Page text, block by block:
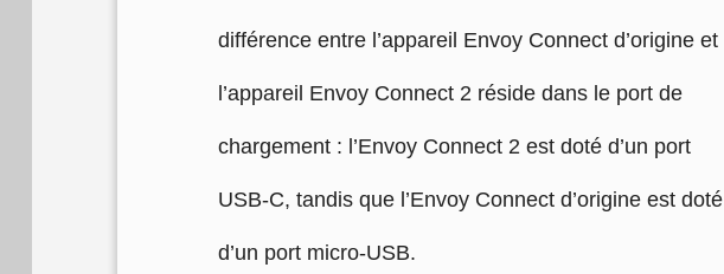
différence entre l’appareil Envoy Connect d’origine et
l’appareil Envoy Connect 2 réside dans le port de
chargement : l’Envoy Connect 2 est doté d’un port
USB-C, tandis que l’Envoy Connect d’origine est doté
d’un port micro-USB.